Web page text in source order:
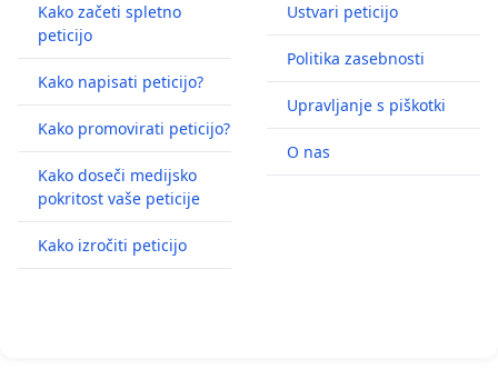
Kako začeti spletno
peticijo
Kako napisati peticijo?
Kako promovirati peticijo?
Kako doseči medijsko
pokritost vaše peticije
Kako izročiti peticijo
Ustvari peticijo
Politika zasebnosti
Upravljanje s piškotki
O nas